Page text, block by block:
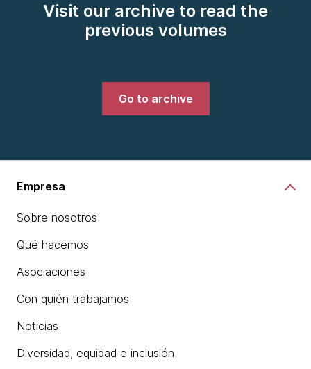
Visit our archive to read the
previous volumes
Go to archive
Empresa
Sobre nosotros
Qué hacemos
Asociaciones
Con quién trabajamos
Noticias
Diversidad, equidad e inclusión